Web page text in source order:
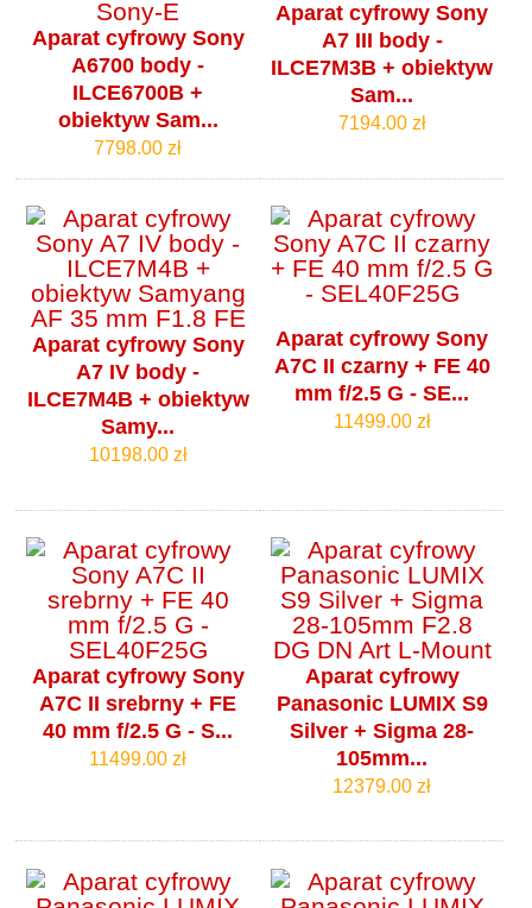
Aparat cyfrowy Sony
A6700 body -
ILCE6700B +
obiektyw Sam...
7798.00 zł
Aparat cyfrowy Sony
A7 III body -
ILCE7M3B + obiektyw
Sam...
7194.00 zł
Aparat cyfrowy Sony
A7 IV body -
ILCE7M4B + obiektyw
Samy...
10198.00 zł
Aparat cyfrowy Sony
A7C II czarny + FE 40
mm f/2.5 G - SE...
11499.00 zł
Aparat cyfrowy Sony
A7C II srebrny + FE
40 mm f/2.5 G - S...
11499.00 zł
Aparat cyfrowy
Panasonic LUMIX S9
Silver + Sigma 28-
105mm...
12379.00 zł